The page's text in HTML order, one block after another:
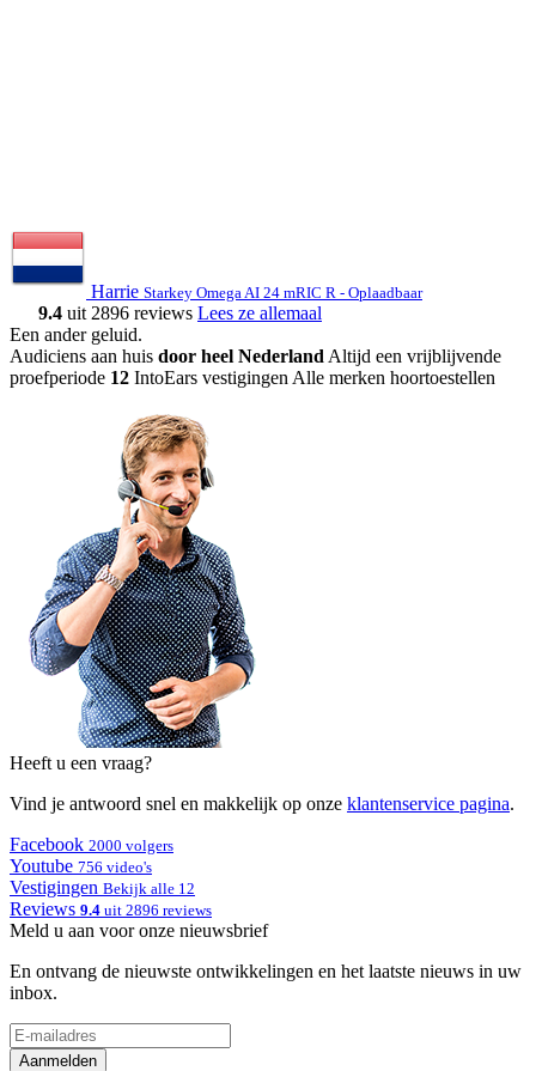
Harrie Starkey Omega AI 24 mRIC R - Oplaadbaar
9.4 uit 2896 reviews Lees ze allemaal
Een ander geluid.
Audiciens aan huis door heel Nederland Altijd een vrijblijvende
proefperiode 12 IntoEars vestigingen Alle merken hoortoestellen
Heeft u een vraag?
Vind je antwoord snel en makkelijk op onze klantenservice pagina.
Facebook 2000 volgers
Youtube 756 video's
Vestigingen Bekijk alle 12
Reviews 9.4 uit 2896 reviews
Meld u aan voor onze nieuwsbrief
En ontvang de nieuwste ontwikkelingen en het laatste nieuws in uw
inbox.
Aanmelden